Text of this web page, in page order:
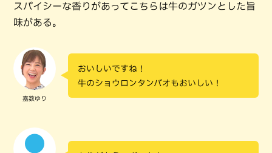
スパイシーな香りがあってこちらは牛のガツンとした旨
味がある。
嘉数ゆり
おいしいですね！
牛のショウロンタンバオもおいしい！